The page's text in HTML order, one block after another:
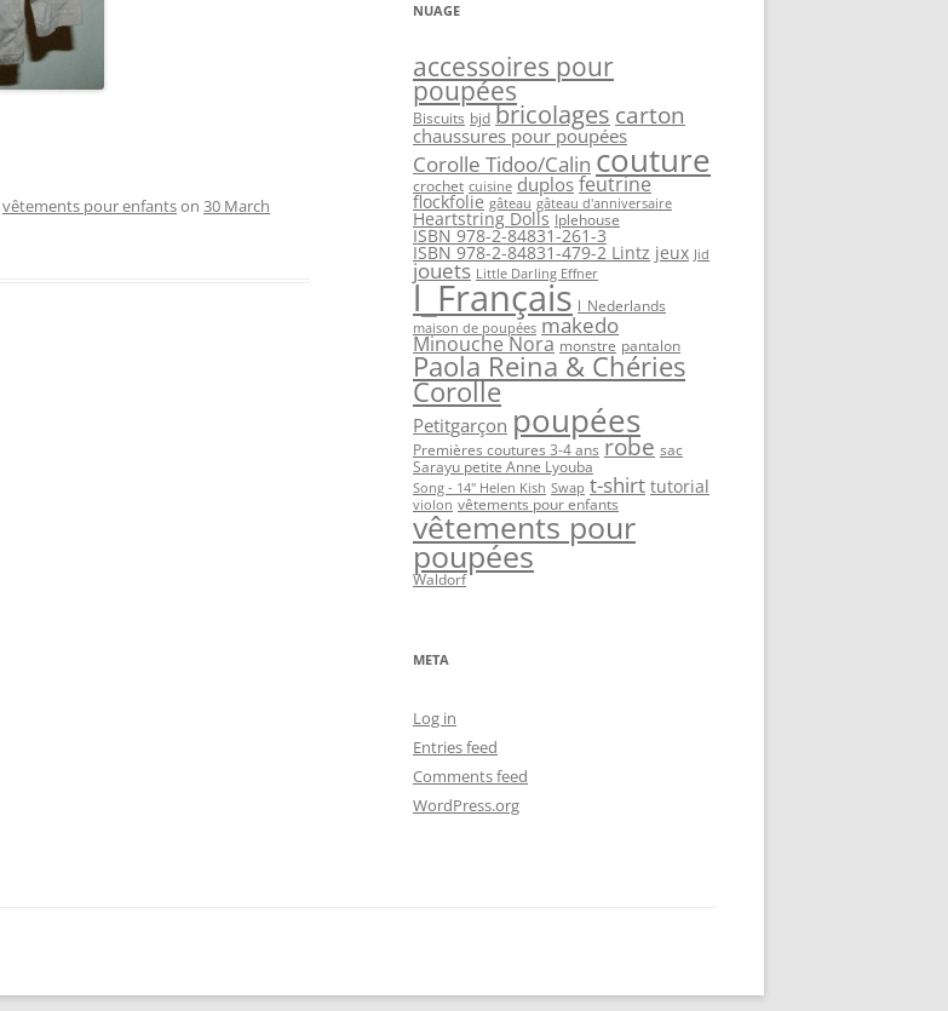
vêtements pour enfantson 30 March
NUAGE
accessoires pour
poupées
Biscuits bjd bricolages carton
chaussures pour poupées
Corolle Tidoo/Calin couture
crochet cuisine duplos feutrine
flockfolie gâteau gâteau d'anniversaire
Heartstring Dolls Iplehouse
ISBN 978-2-84831-261-3
ISBN 978-2-84831-479-2 Lintz jeux Jid
jouets Little Darling Effner
l_Français l_Nederlands
maison de poupées makedo
Minouche Nora monstre pantalon
Paola Reina & Chéries
Corolle
Petitgarçon poupées
Premières coutures 3-4 ans robe sac
Sarayu petite Anne Lyouba
Song - 14" Helen Kish Swap t-shirt tutorial
violon vêtements pour enfants
vêtements pour
poupées
Waldorf
META
Log in
Entries feed
Comments feed
WordPress.org